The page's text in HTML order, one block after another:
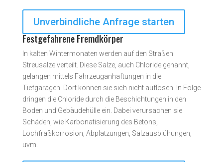
Unverbindliche Anfrage starten
Festgefahrene Fremdkörper
In kalten Wintermonaten werden auf den Straßen
Streusalze verteilt. Diese Salze, auch Chloride genannt,
gelangen mittels Fahrzeuganhaftungen in die
Tiefgaragen. Dort können sie sich nicht auflösen. In Folge
dringen die Chloride durch die Beschichtungen in den
Boden und Gebäudehülle ein. Dabei verursachen sie
Schäden, wie Karbonatisierung des Betons,
Lochfraßkorrosion, Abplatzungen, Salzausblühungen,
uvm.